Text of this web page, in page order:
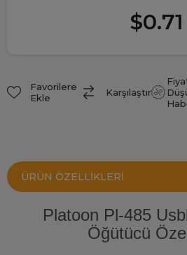
$0.71
Favorilere
Ekle
Karşılaştır
ÜRÜN ÖZELLIKLERI
Platoon Pl-485
Öğütücü